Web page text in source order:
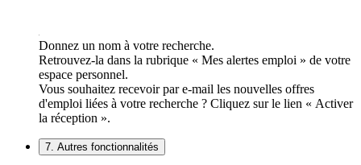
Donnez un nom à votre recherche.
Retrouvez-la dans la rubrique « Mes alertes emploi » de votre
espace personnel.
Vous souhaitez recevoir par e-mail les nouvelles offres
d'emploi liées à votre recherche ? Cliquez sur le lien « Activer
la réception ».
7. Autres fonctionnalités